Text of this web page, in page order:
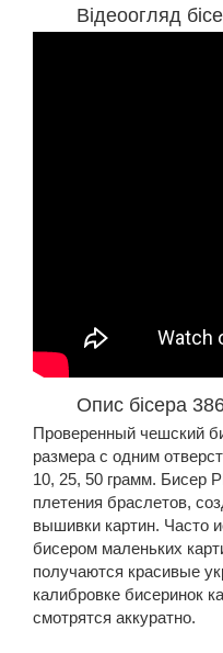
Відеоогляд
Опис бісера
Проверенный чешский
размера с одним
10, 25, 50 грамм. Бисер
плетения браслетов,
вышивки картин. Часто
бисером маленьких
получаются красивые
калибровке бисеринок
смотрятся аккуратно.